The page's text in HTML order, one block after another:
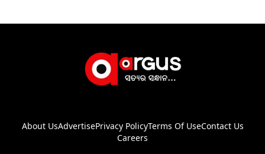
About UsAdvertisePrivacy PolicyTerms Of UseContact Us
Careers